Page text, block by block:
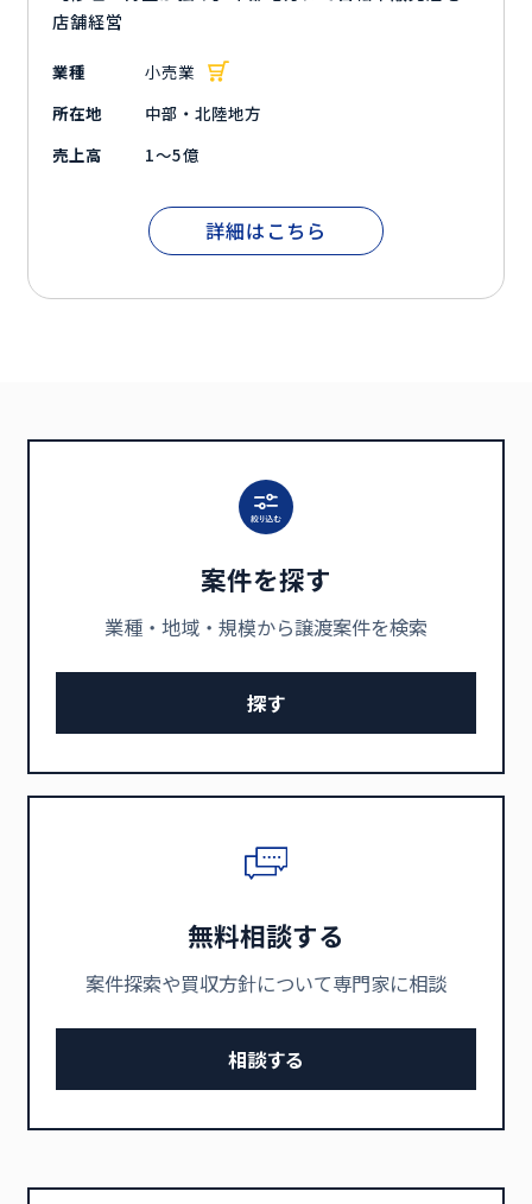
店舗経営
業種
小売業
所在地
中部・北陸地方
売上高
1～5億
詳細はこちら
案件を探す
業種・地域・規模から譲渡案件を検索
探す
無料相談する
案件探索や買収方針について専門家に相談
相談する